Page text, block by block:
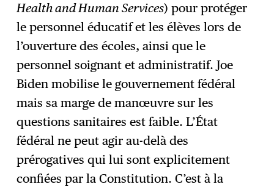
Health and Human Services) pour protéger
le personnel éducatif et les élèves lors de
l’ouverture des écoles, ainsi que le
personnel soignant et administratif. Joe
Biden mobilise le gouvernement fédéral
mais sa marge de manœuvre sur les
questions sanitaires est faible. L’État
fédéral ne peut agir au-delà des
prérogatives qui lui sont explicitement
confiées par la Constitution. C’est à la